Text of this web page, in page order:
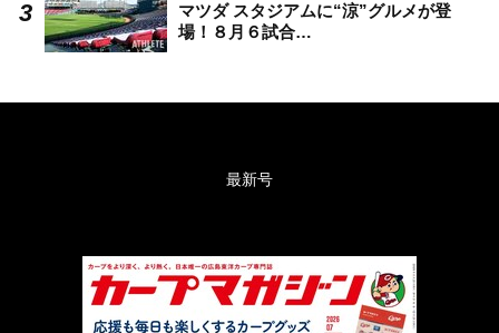
マツダ スタジアムに“涼”グルメが登
場！８月６試合…
最新号